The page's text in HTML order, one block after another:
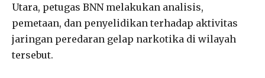
Utara, petugas BNN melakukan analisis,
pemetaan, dan penyelidikan terhadap aktivitas
jaringan peredaran gelap narkotika di wilayah
tersebut.